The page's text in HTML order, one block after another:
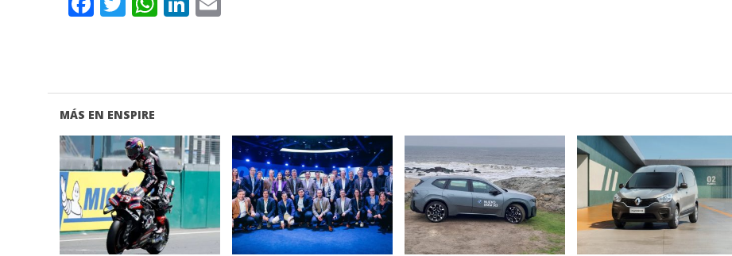
MÁS EN ENSPIRE
VER NOTA VER NOTA VER NOTA VER NOTA